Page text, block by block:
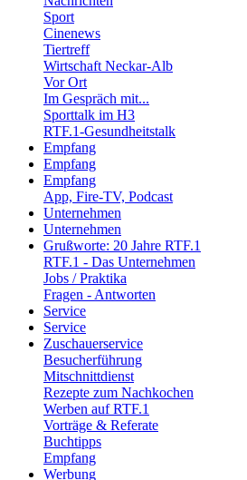
Sport
Cinenews
Tiertreff
Wirtschaft Neckar-Alb
Vor Ort
Im Gespräch mit...
Sporttalk im H3
RTF.1-Gesundheitstalk
Empfang
Empfang
Empfang
App, Fire-TV, Podcast
Unternehmen
Unternehmen
Grußworte: 20 Jahre RTF.1
RTF.1 - Das Unternehmen
Jobs / Praktika
Fragen - Antworten
Service
Service
Zuschauerservice
Besucherführung
Mitschnittdienst
Rezepte zum Nachkochen
Werben auf RTF.1
Vorträge & Referate
Buchtipps
Empfang
Werbung